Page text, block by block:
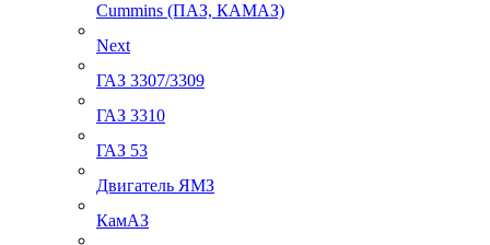
Cummins (ПАЗ, КАМАЗ)
Next
ГАЗ 3307/3309
ГАЗ 3310
ГАЗ 53
Двигатель ЯМЗ
КамАЗ